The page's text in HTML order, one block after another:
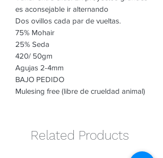
es aconsejable ir alternando
Dos ovillos cada par de vueltas.
75% Mohair
25% Seda
420/ 50gm
Agujas 2-4mm
BAJO PEDIDO
Mulesing free (libre de crueldad animal)
Related Products